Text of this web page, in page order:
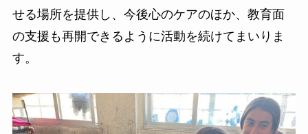
せる場所を提供し、今後心のケアのほか、教育面
の支援も再開できるように活動を続けてまいりま
す。